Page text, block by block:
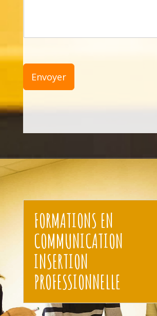
Envoyer
FORMATIONS EN
COMMUNICATION
INSERTION
PROFESSIONNELLE